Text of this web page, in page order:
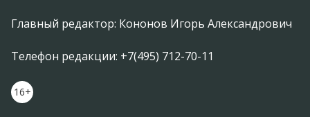
Главный редактор: Кононов Игорь Александрович
Телефон редакции: +7(495) 712-70-11
16+